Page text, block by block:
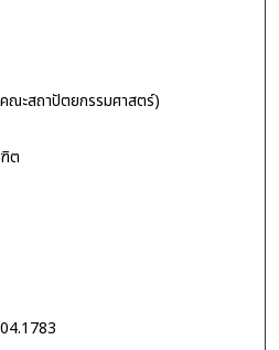
ะสถาปัตยกรรมศาสตร์)
ต